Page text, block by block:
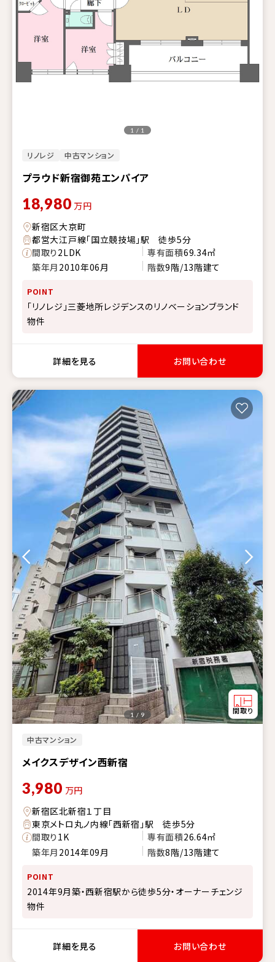
リノレジ 中古マンション
プラウド新宿御苑エンパイア
1 / 1
18,980 万円
新宿区大京町
都営大江戸線「国立競技場」駅 徒歩5分
間取り2LDK 専有面積69.34㎡
築年月 2010年06月 階数9階/13階建て
POINT
「リノレジ」三菱地所レジデンスのリノベーションブランド
物件
詳細を見る お問い合わせ
中古マンション
メイクスデザイン西新宿
1 / 9
3,980 万円
新宿区北新宿１丁目
東京メトロ丸ノ内線「西新宿」駅 徒歩5分
間取り1K 専有面積26.64㎡
築年月 2014年09月 階数8階/13階建て
POINT
2014年9月築・西新宿駅から徒歩5分・オーナーチェンジ
物件
詳細を見る お問い合わせ